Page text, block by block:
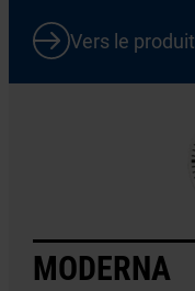
Vers le produit
MODERNA